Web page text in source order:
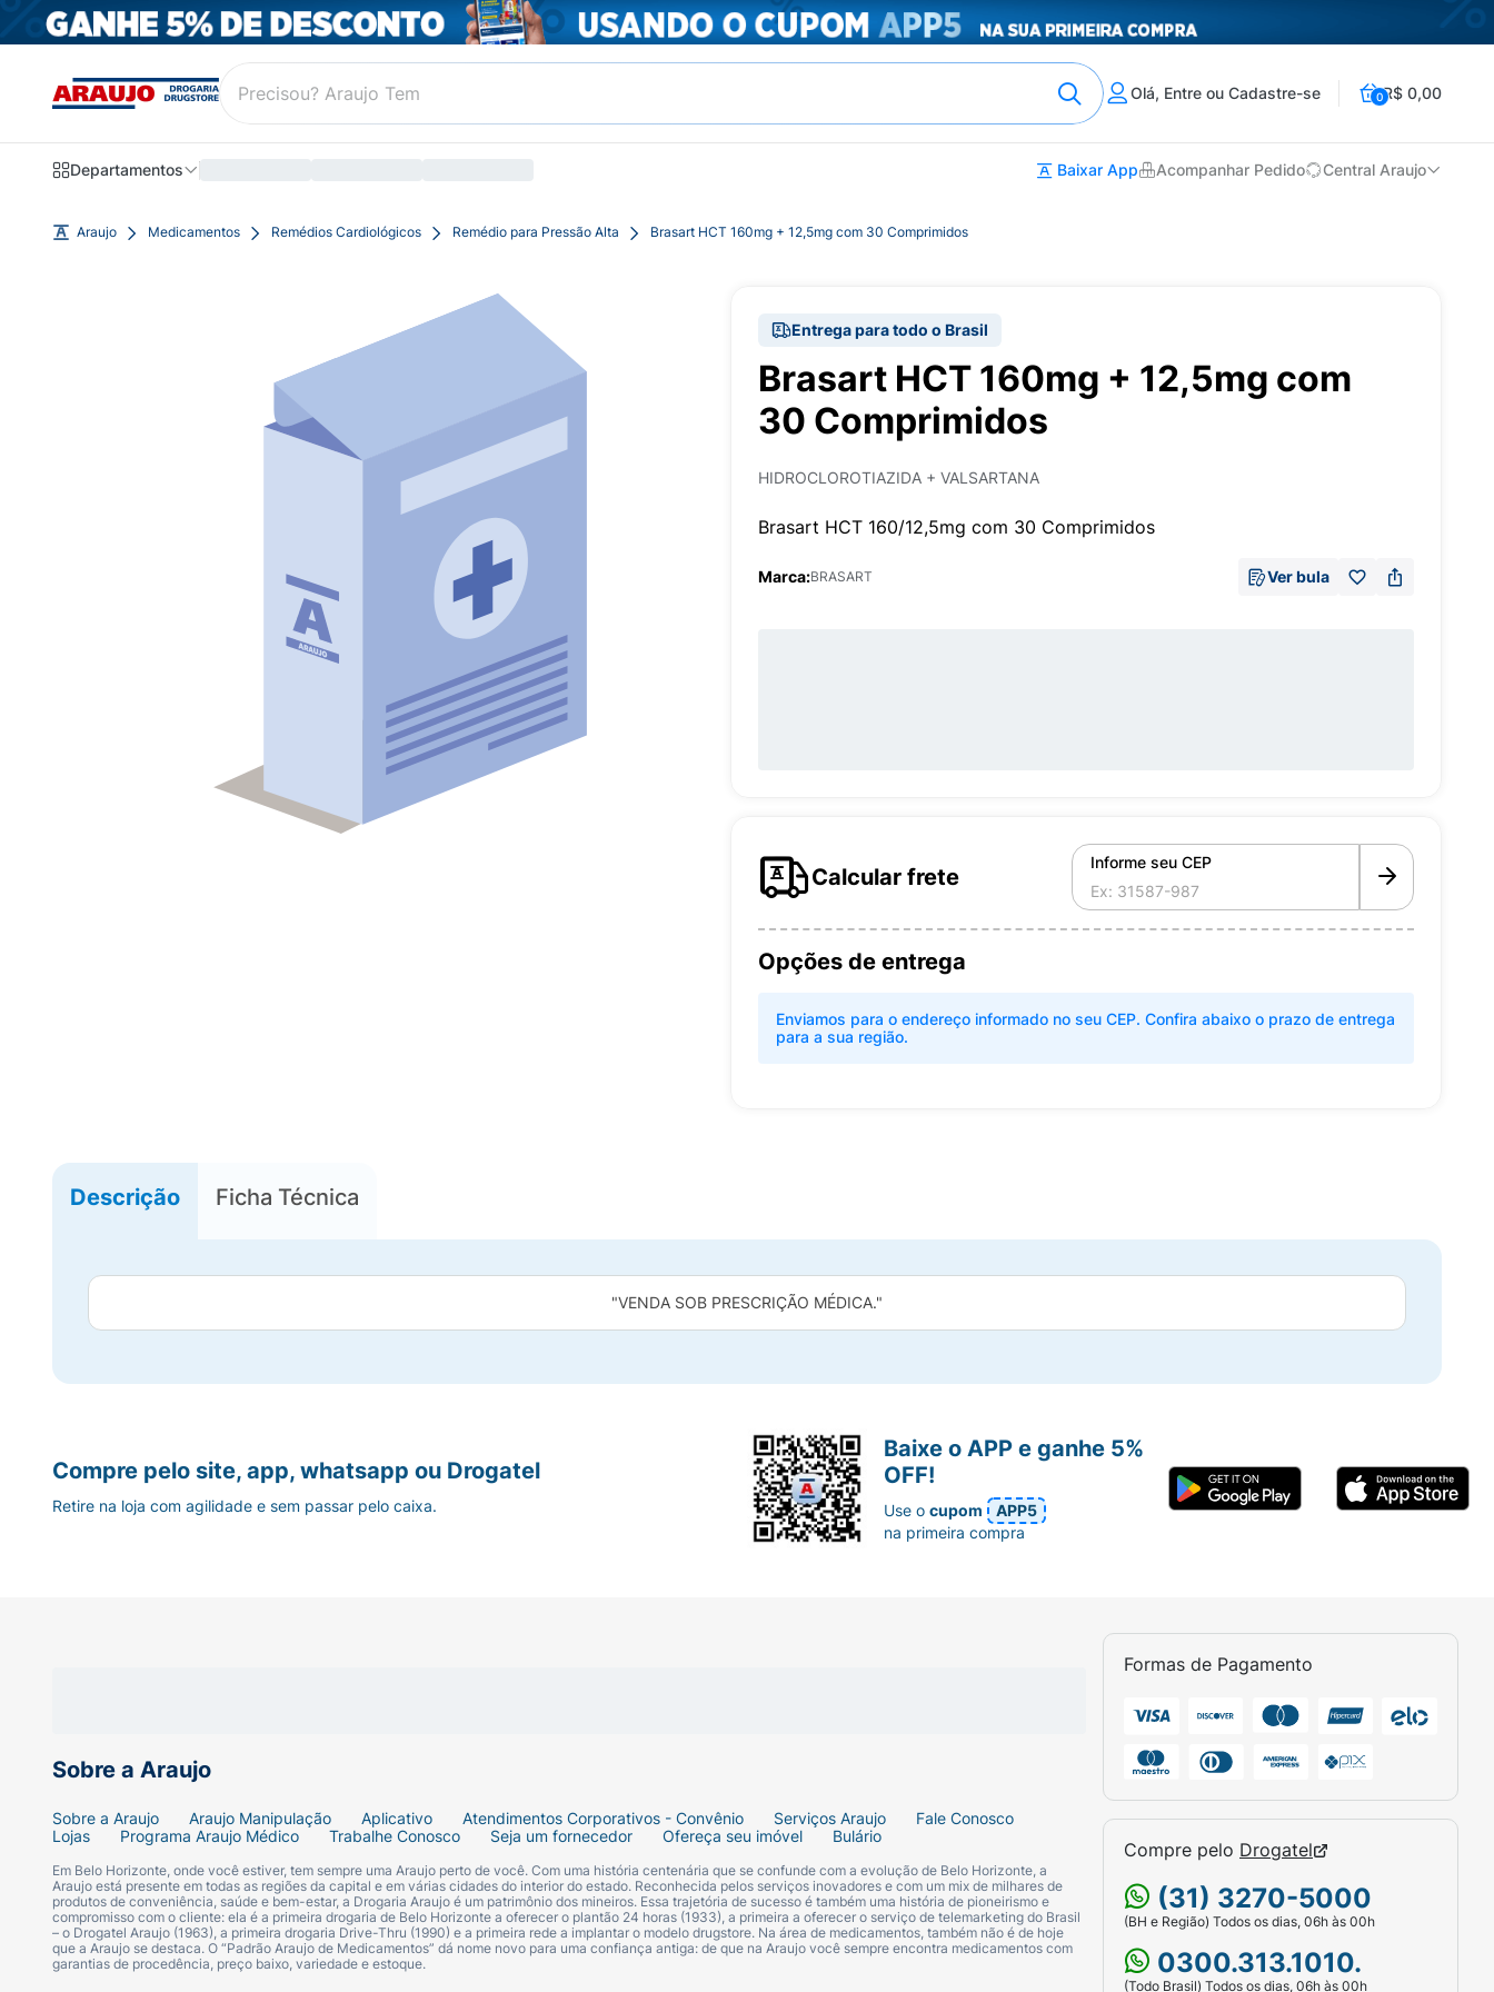
Olá, Entre ou Cadastre-se 0R$ 0,00
Departamentos Baixar App Acompanhar Pedido Central Araujo
Araujo Medicamentos Remédios Cardiológicos Remédio para Pressão Alta Brasart HCT 160mg + 12,5mg com 30 Comprimidos
Entrega para todo o Brasil
Brasart HCT 160mg + 12,5mg com
30 Comprimidos
HIDROCLOROTIAZIDA + VALSARTANA
Brasart HCT 160/12,5mg com 30 Comprimidos
Marca:BRASART Ver bula
Calcular frete
Informe seu CEP
Opções de entrega
Enviamos para o endereço informado no seu CEP. Confira abaixo o prazo de entrega
para a sua região.
Descrição Ficha Técnica
"VENDA SOB PRESCRIÇÃO MÉDICA."
Sobre a Araujo
Sobre a Araujo Araujo Manipulação Aplicativo Atendimentos Corporativos - Convênio Serviços Araujo
Fale Conosco
Lojas
Programa Araujo Médico Trabalhe Conosco Seja um fornecedor Ofereça seu imóvel Bulário
Em Belo Horizonte, onde você estiver, tem sempre uma Araujo perto de você. Com uma história centenária que se confunde com a evolução de Belo Horizonte, a
Araujo está presente em todas as regiões da capital e em várias cidades do interior do estado. Reconhecida pelos serviços inovadores e com um mix de milhares de
produtos de conveniência, saúde e bem-estar, a Drogaria Araujo é um patrimônio dos mineiros. Essa trajetória de sucesso é também uma história de pioneirismo e
compromisso com o cliente: ela é a primeira drogaria de Belo Horizonte a oferecer o plantão 24 horas (1933), a primeira a oferecer o serviço de telemarketing do Brasil
– o Drogatel Araujo (1963), a primeira drogaria Drive-Thru (1990) e a primeira rede a implantar o modelo drugstore. Na área de medicamentos, também não é de hoje
que a Araujo se destaca. O “Padrão Araujo de Medicamentos” dá nome novo para uma confiança antiga: de que na Araujo você sempre encontra medicamentos com
garantias de procedência, preço baixo, variedade e estoque.
Formas de Pagamento
Compre pelo Drogatel
(31) 3270-5000
(BH e Região) Todos os dias, 06h às 00h
0300.313.1010.
(Todo Brasil) Todos os dias, 06h às 00h
Compre pelo site, app, whatsapp ou Drogatel
Retire na loja com agilidade e sem passar pelo caixa.
Baixe o APP e ganhe 5%
OFF!
Use ocupom
APP5
na primeira compra